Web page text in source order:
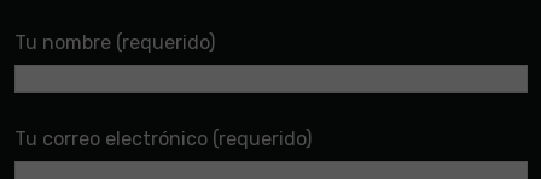
Tu nombre (requerido)
Tu correo electrónico (requerido)